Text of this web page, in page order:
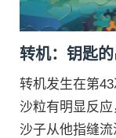
转机：钥匙
转机发生在第
沙粒有明显反
沙子从他指缝